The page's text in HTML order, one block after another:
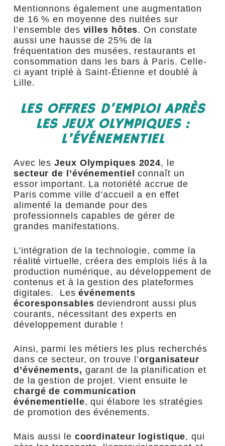
Mentionnons également une augmentation
de 16 % en moyenne des nuitées sur
l’ensemble des villes hôtes. On constate
aussi une hausse de 25% de la
fréquentation des musées, restaurants et
consommation dans les bars à Paris. Celle-
ci ayant triplé à Saint-Étienne et doublé à
Lille.
LES OFFRES D’EMPLOI APRÈS
LES JEUX OLYMPIQUES :
L’ÉVÉNEMENTIEL
Avec lesJeux Olympiques 2024, le
secteur de l’événementiel connaît un
essor important. La notoriété accrue de
Paris comme ville d’accueil a en effet
alimenté la demande pour des
professionnels capables de gérer de
grandes manifestations.
L’intégration de la technologie, comme la
réalité virtuelle, créera des emplois liés à la
production numérique, au développement de
contenus et à la gestion des plateformes
digitales. Lesévénements
écoresponsables deviendront aussi plus
courants, nécessitant des experts en
développement durable !
Ainsi, parmi les métiers les plus recherchés
dans ce secteur, on trouve l’organisateur
d’événements, garant de la planification et
de la gestion de projet. Vient ensuite le
chargé de communication
événementielle, qui élabore les stratégies
de promotion des événements.
Mais aussi le coordinateur logistique, qui